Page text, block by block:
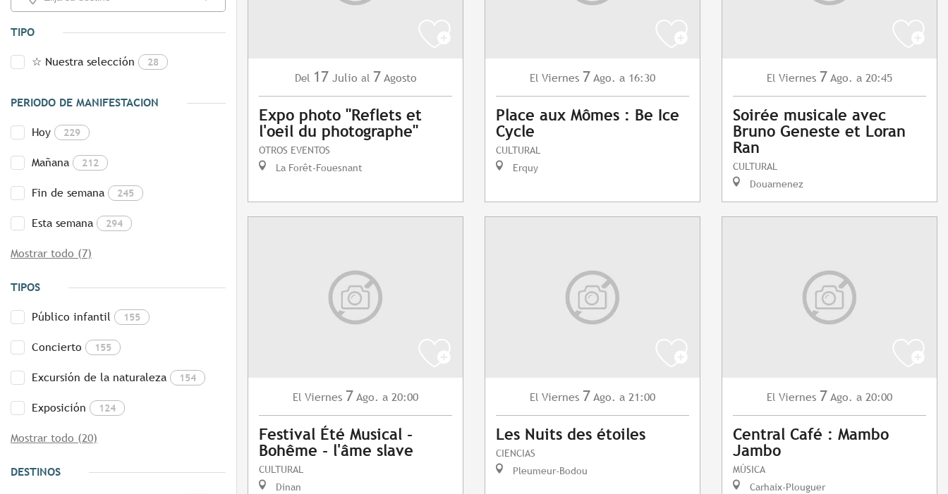
TIPO
☆ Nuestra selección 28
PERIODO DE MANIFESTACION
Hoy 229
Mañana 212
Fin de semana 245
Esta semana 294
Mostrar todo (7)
TIPOS
Público infantil 155
Concierto 155
Excursión de la naturaleza 154
Exposición 124
Mostrar todo (20)
DESTINOS
Del 17 Julio al 7 Agosto
Expo photo "Reflets et
l'oeil du photographe"
OTROS EVENTOS
La Forêt-Fouesnant
El Viernes 7 Ago. a 16:30
Place aux Mômes : Be Ice
Cycle
CULTURAL
Erquy
El Viernes 7 Ago. a 20:45
Soirée musicale avec
Bruno Geneste et Loran
Ran
CULTURAL
Douarnenez
El Viernes 7 Ago. a 20:00
Festival Été Musical -
Bohême - l'âme slave
CULTURAL
Dinan
El Viernes 7 Ago. a 21:00
Les Nuits des étoiles
CIENCIAS
Pleumeur-Bodou
El Viernes 7 Ago. a 20:00
Central Café : Mambo
Jambo
MÚSICA
Carhaix-Plouguer